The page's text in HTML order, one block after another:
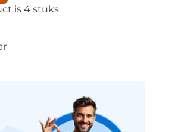
is 4 stuks